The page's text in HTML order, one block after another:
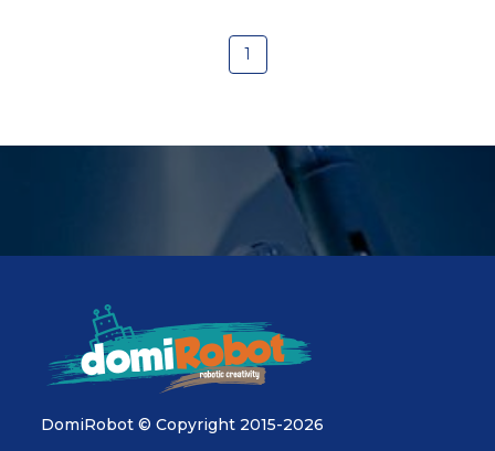
1
DomiRobot © Copyright 2015-2026